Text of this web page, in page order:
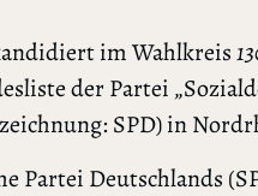
im Wahlkreis
der Partei
SPD) in
Partei Deutschlands